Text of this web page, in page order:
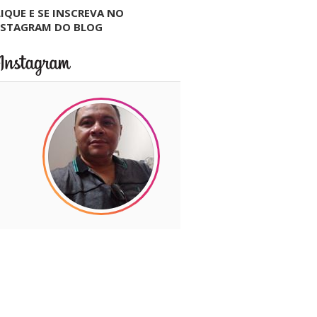
E SE INSCREVA NO
DO BLOG